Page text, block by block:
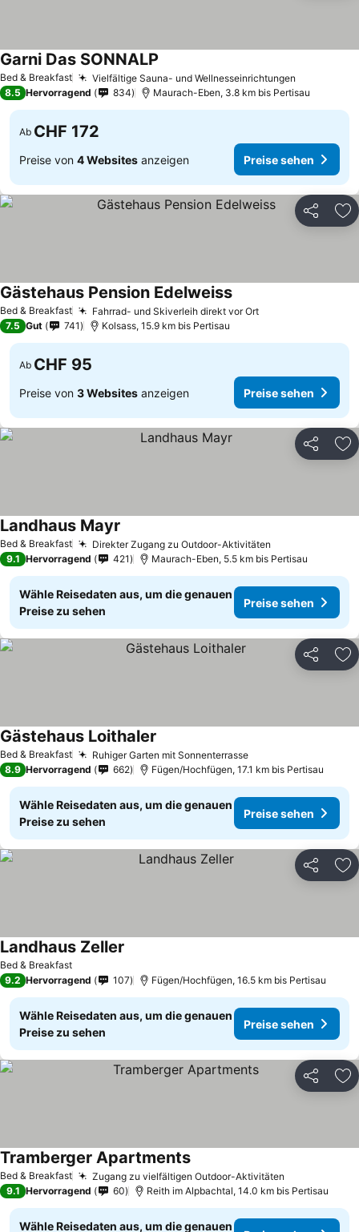
Bed & Breakfast Vielfältige Sauna- und Wellnesseinrichtungen
Garni Das SONNALP
8.5 Hervorragend 834 Maurach-Eben, 3.8 km bis Pertisau
Ab CHF 172
Preise von 4 Websites anzeigen Preise sehen
Teilen
Bed & Breakfast Fahrrad- und Skiverleih direkt vor Ort
Gästehaus Pension Edelweiss
7.5 Gut 741 Kolsass, 15.9 km bis Pertisau
Ab CHF 95
Preise von 3 Websites anzeigen Preise sehen
Teilen
Bed & Breakfast Direkter Zugang zu Outdoor-Aktivitäten
Landhaus Mayr
9.1 Hervorragend 421 Maurach-Eben, 5.5 km bis Pertisau
Wähle Reisedaten aus, um die genauen
Preise zu sehen
Preise sehen
Teilen
Bed & Breakfast Ruhiger Garten mit Sonnenterrasse
Gästehaus Loithaler
8.9 Hervorragend 662 Fügen/Hochfügen, 17.1 km bis Pertisau
Wähle Reisedaten aus, um die genauen
Preise zu sehen
Preise sehen
Teilen
Bed & Breakfast
Landhaus Zeller
9.2 Hervorragend 107 Fügen/Hochfügen, 16.5 km bis Pertisau
Wähle Reisedaten aus, um die genauen
Preise zu sehen
Preise sehen
Teilen
Bed & Breakfast Zugang zu vielfältigen Outdoor-Aktivitäten
Tramberger Apartments
9.1 Hervorragend 60 Reith im Alpbachtal, 14.0 km bis Pertisau
Wähle Reisedaten aus, um die genauen